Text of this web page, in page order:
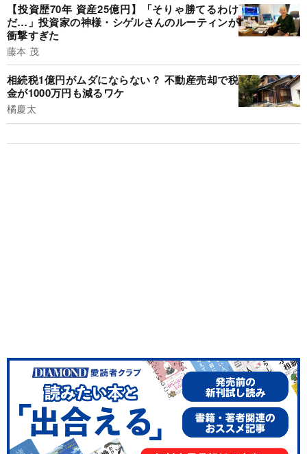
【投資歴70年 資産25億円】「そりゃ勝てるわけ
だ…」投資家の神様・シゲルさんのルーティンが
衝撃すぎた
藤本 茂
相続税1億円がムダにならない？ 不動産売却で税
金が1000万円も減るワケ
橘慶太